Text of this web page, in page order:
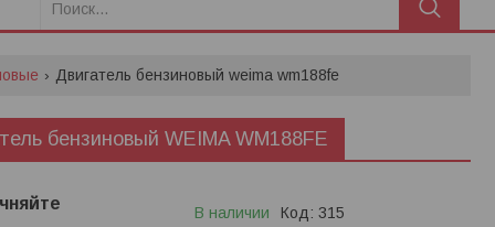
Двигатель бензиновый weima wm188fe
бензиновый WEIMA WM188FE
В наличии Код: 315